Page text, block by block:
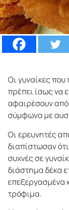
Οι γυναίκες
πρέπει ίσως να
αφαιρέσουν
σύμφωνα με
Οι ερευνητές
διαπίστωσαν
συχνές σε
διάστημα δέκα
επεξεργασμένα
τρόφιμα.